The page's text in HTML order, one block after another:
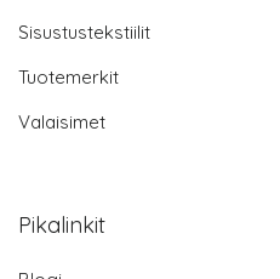
Sisustustekstiilit
Tuotemerkit
Valaisimet
Pikalinkit